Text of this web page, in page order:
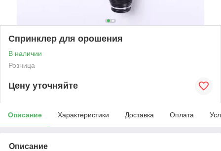
Спринклер для орошения
В наличии
Розница
Цену уточняйте
Описание Характеристики Доставка Оплата
Описание